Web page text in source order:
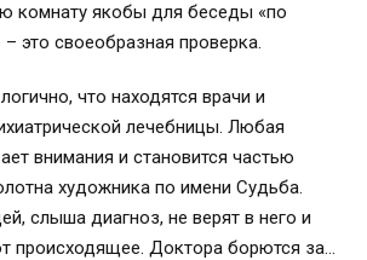
комнату якобы для беседы «по
это своеобразная проверка.
что находятся врачи и
лечебницы. Любая
внимания и становится частью
художника по имени Судьба.
слыша диагноз, не верят в него и
происходящее. Доктора борются за